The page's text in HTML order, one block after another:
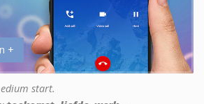
+
start.